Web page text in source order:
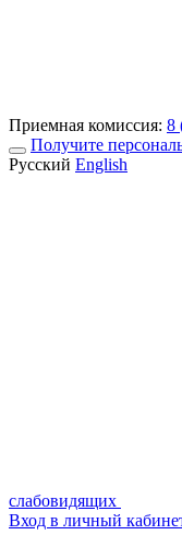
Приемная комиссия: 8
Получите
Русский English
слабовидящих
Вход в личный